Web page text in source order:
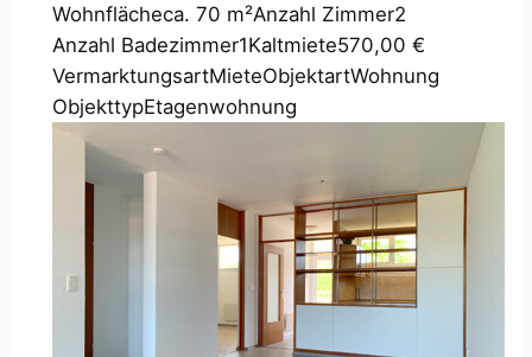
Wohnflächeca. 70 m²Anzahl Zimmer2
Anzahl Badezimmer1Kaltmiete570,00 €
VermarktungsartMieteObjektartWohnung
ObjekttypEtagenwohnung